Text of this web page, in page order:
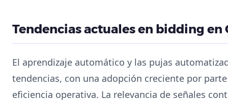
Tendencias actuales en bidding en
El aprendizaje automático y las pujas
tendencias, con una adopción creciente por
eficiencia operativa. La relevancia de señales